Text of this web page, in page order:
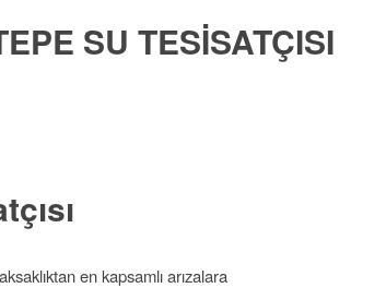
SU TESISATÇISI
en kapsamlı arızalara